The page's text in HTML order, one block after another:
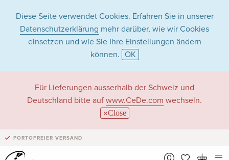
Diese Seite verwendet Cookies. Erfahren Sie in unserer
Datenschutzerklärung mehr darüber, wie wir Cookies
einsetzen und wie Sie Ihre Einstellungen ändern
können. OK
Für Lieferungen ausserhalb der Schweiz und
Deutschland bitte auf www.CeDe.com wechseln.
Close
PORTOFREIER VERSAND